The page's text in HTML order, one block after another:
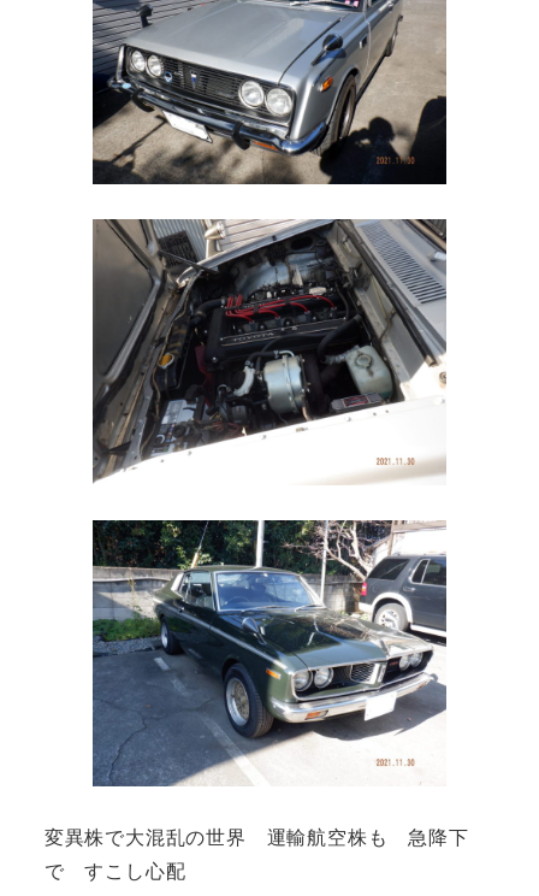
変異株で大混乱の世界 運輸航空株も 急降下
で すこし心配